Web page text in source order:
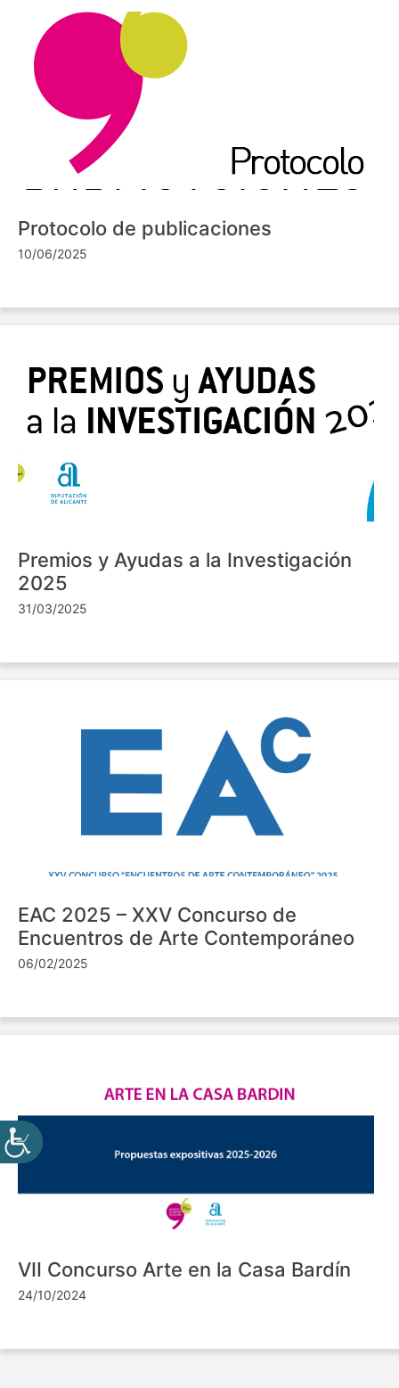
Protocolo de publicaciones
10/06/2025
Premios y Ayudas a la Investigación
2025
31/03/2025
EAC 2025 – XXV Concurso de
Encuentros de Arte Contemporáneo
06/02/2025
VII Concurso Arte en la Casa Bardín
24/10/2024